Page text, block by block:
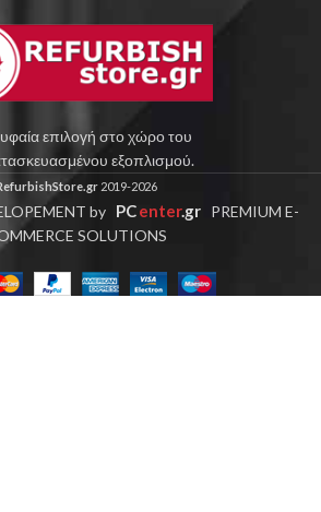
επιλογή στο χώρο του
εξοπλισμού.
2019-2026
by PCenter.gr PREMIUM E-
SOLUTIONS